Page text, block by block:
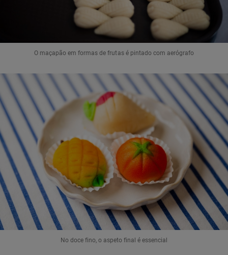
O maçapão em formas de frutas é pintado com aerógrafo
No doce fino, o aspeto final é essencial